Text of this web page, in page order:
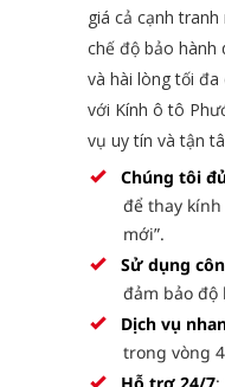
giá cả cạnh
chế độ bảo hành
và hài lòng tối đa
với Kính ô tô
vụ uy tín và tận
Chúng tôi
để thay
mới”.
Sử dụng
đảm bảo độ
Dịch vụ
trong vòng